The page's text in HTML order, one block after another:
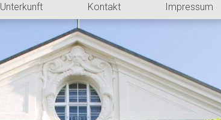
Unterkunft Kontakt Impressum